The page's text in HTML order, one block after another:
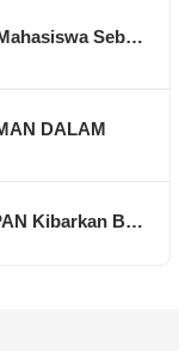
Seb…
DALAM
Kibarkan B…